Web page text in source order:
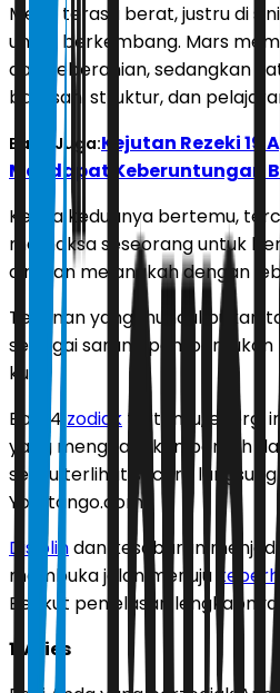
Meski terasa berat, justru di
untuk berkembang. Mars
dan keberanian, sedangkan
batasan, struktur, dan
Baca Juga:Kejutan Rezeki 19
Mendapat Keberuntungan
Ketika keduanya bertemu,
memaksa seseorang untuk
diri, dan melangkah dengan
Tekanan yang muncul bukan
sebagai sarana pembentukan
kuat.
Bagi 4 zodiak tertentu, energi
yang menghadirkan berkah
selalu terlihat secara langsung
Yourtango.com.
Disiplindan kesabaran
membuka jalan menuju
Berikut penjelasan lengkapnya.
1. Aries